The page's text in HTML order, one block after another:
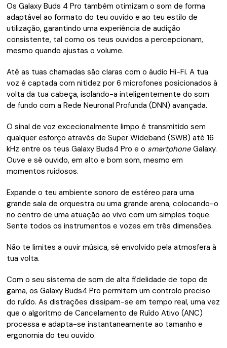
Os Galaxy Buds 4 Pro também otimizam o som de forma
adaptável ao formato do teu ouvido e ao teu estilo de
utilização, garantindo uma experiência de audição
consistente, tal como os teus ouvidos a percepcionam,
mesmo quando ajustas o volume.
Até as tuas chamadas são claras com o áudio Hi-Fi. A tua
voz é captada com nitidez por 6 microfones posicionados à
volta da tua cabeça, isolando-a inteligentemente do som
de fundo com a Rede Neuronal Profunda (DNN) avançada.
O sinal de voz excecionalmente limpo é transmitido sem
qualquer esforço através de Super Wideband (SWB) até 16
kHz entre os teus Galaxy Buds4 Pro e o smartphone Galaxy.
Ouve e sê ouvido, em alto e bom som, mesmo em
momentos ruidosos.
Expande o teu ambiente sonoro de estéreo para uma
grande sala de orquestra ou uma grande arena, colocando-o
no centro de uma atuação ao vivo com um simples toque.
Sente todos os instrumentos e vozes em três dimensões.
Não te limites a ouvir música, sê envolvido pela atmosfera à
tua volta.
Com o seu sistema de som de alta fidelidade de topo de
gama, os Galaxy Buds4 Pro permitem um controlo preciso
do ruído. As distrações dissipam-se em tempo real, uma vez
que o algoritmo de Cancelamento de Ruído Ativo (ANC)
processa e adapta-se instantaneamente ao tamanho e
ergonomia do teu ouvido.